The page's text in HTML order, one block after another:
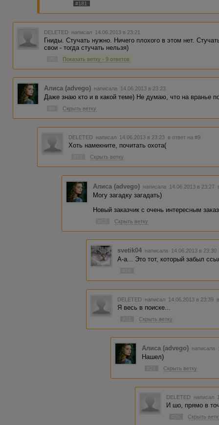
#181
DELETED написал 14.06.2013 в 23:21
Гниды. Стучать нужно. Ничего плохого в этом нет.
свои - тогда стучать нельзя)
Показать ветку - 9 ответов
Алиса (advego) написала 14.06.2013 в 23:23
Даже знаю кто и в какой теме) Не думаю, что на вранье
Скрыть ветку
DELETED написал 14.06.2013 в 23:23 в ответ на #9
Хоть намекните, почитать охота(
Скрыть ветку
Алиса (advego) написала 14.06.2013 в 23:27
Могу загадку загадать)
Новый заказчик с очень интересным
Скрыть ветку
svetik04 написала 14.06.2013 в
А-а... Это тот, который забыл
DELETED написал 14.06.2013 в 23:39
Я весь в поиске...
Скрыть ветку
Алиса (advego) написала
Нашел)
Скрыть ветку
DELETED написал
И шо, прямо в
Скрыть